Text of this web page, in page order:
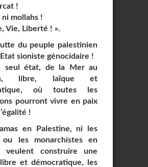
!
ni mollahs !
Vie, Liberté ! ».
du peuple palestinien
sioniste génocidaire !
seul état, de la Mer au
libre, laïque et
où toutes les
pourront vivre en paix
!
en Palestine, ni les
ou les monarchistes en
veulent construire une
et démocratique, les